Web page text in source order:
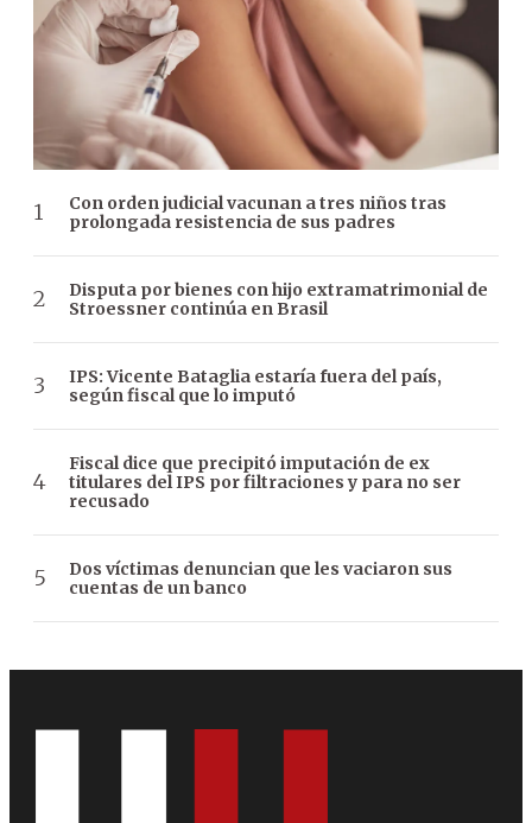
Con orden judicial vacunan a tres niños tras
prolongada resistencia de sus padres
Disputa por bienes con hijo extramatrimonial de
Stroessner continúa en Brasil
IPS: Vicente Bataglia estaría fuera del país,
según fiscal que lo imputó
Fiscal dice que precipitó imputación de ex
titulares del IPS por filtraciones y para no ser
recusado
Dos víctimas denuncian que les vaciaron sus
cuentas de un banco